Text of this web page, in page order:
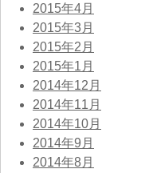
2015年4月
2015年3月
2015年2月
2015年1月
2014年12月
2014年11月
2014年10月
2014年9月
2014年8月